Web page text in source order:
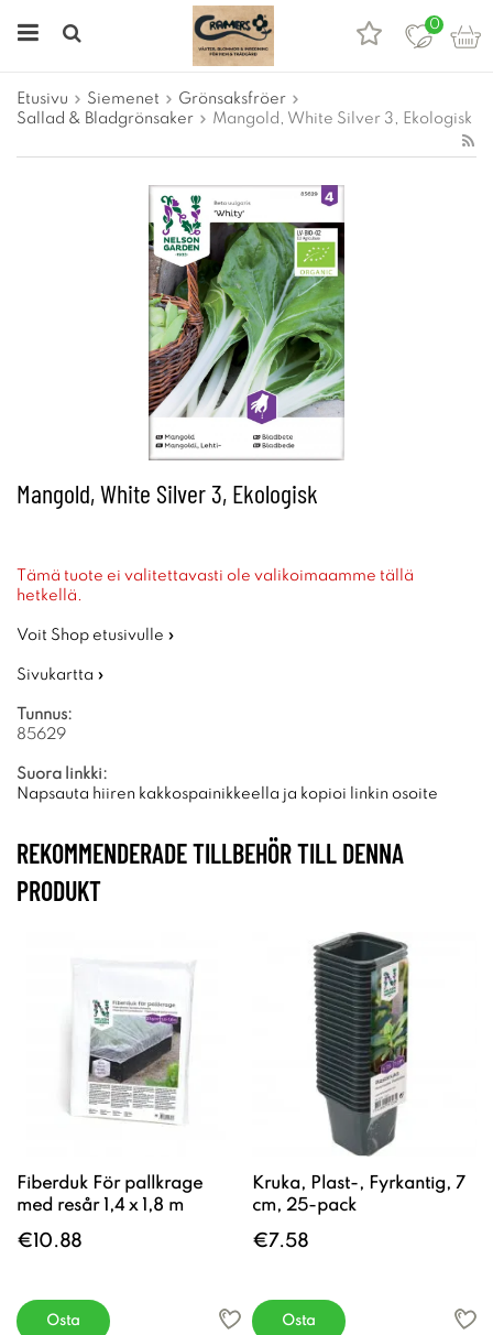
0
Etusivu Siemenet
Grönsaksfröer
Sallad & Bladgrönsaker
Mangold, White Silver 3, Ekologisk
Mangold, White Silver 3, Ekologisk
Tämä tuote ei valitettavasti ole valikoimaamme tällä
hetkellä.
Voit Shop etusivulle »
Sivukartta »
Tunnus:
85629
Suora linkki:
Napsauta hiiren kakkospainikkeella ja kopioi linkin osoite
REKOMMENDERADE TILLBEHÖR TILL DENNA
PRODUKT
Fiberduk För pallkrage
med resår 1,4 x 1,8 m
€10.88
Osta
Kruka, Plast-, Fyrkantig, 7
cm, 25-pack
€7.58
Osta